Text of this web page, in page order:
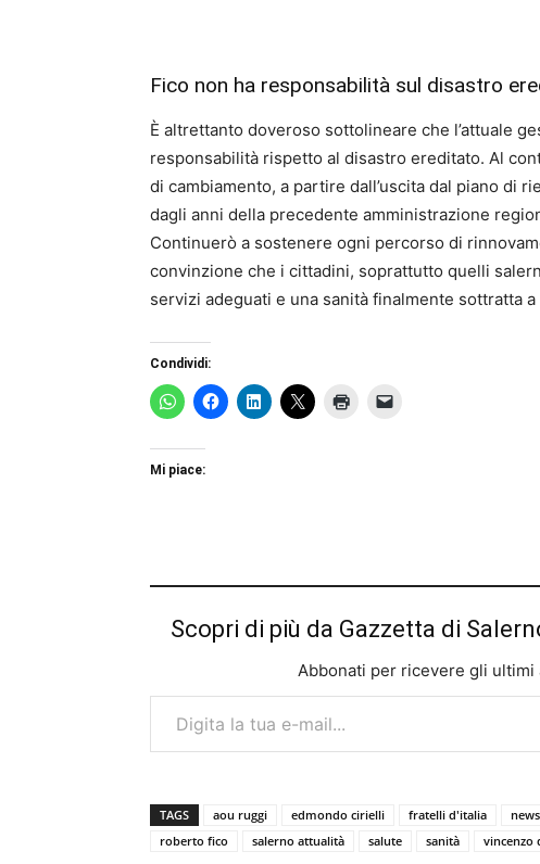
Fico non ha responsabilità sul disastro
È altrettanto doveroso sottolineare che l’attuale
responsabilità rispetto al disastro ereditato. Al
di cambiamento, a partire dall’uscita dal piano di
dagli anni della precedente amministrazione
Continuerò a sostenere ogni percorso di
convinzione che i cittadini, soprattutto quelli
servizi adeguati e una sanità finalmente sottratta
Condividi:
Mi piace:
Scopri di più da Gazzetta di
Abbonati per ricevere gli
Digita la tua e-mail...
TAGS aou ruggi edmondo cirielli fratelli d'italia
roberto fico
salerno attualità salute sanità vincenzo